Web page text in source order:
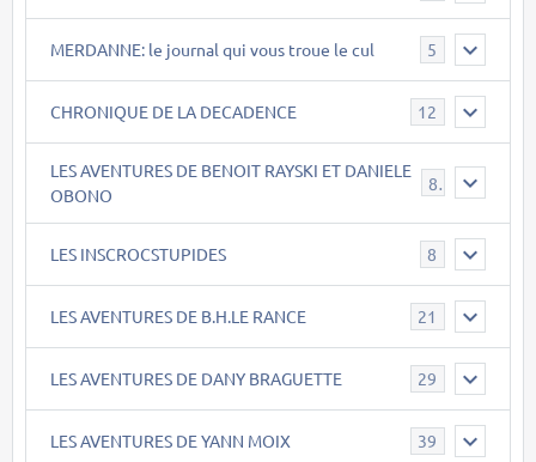
MERDANNE: le journal qui vous troue le cul 5
CHRONIQUE DE LA DECADENCE 12
LES AVENTURES DE BENOIT RAYSKI ET DANIELE
OBONO
8
LES INSCROCSTUPIDES 8
LES AVENTURES DE B.H.LE RANCE 21
LES AVENTURES DE DANY BRAGUETTE 29
LES AVENTURES DE YANN MOIX 39